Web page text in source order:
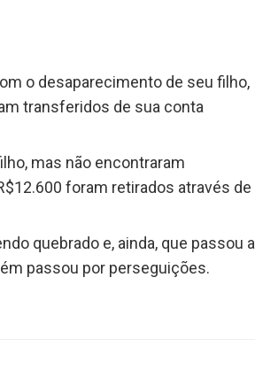
o desaparecimento de seu filho,
transferidos de sua conta
mas não encontraram
foram retirados através de
quebrado e, ainda, que passou a
passou por perseguições.